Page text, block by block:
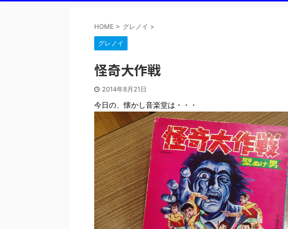
HOME > グレノイ >
グレノイ
怪奇大作戦
2014年8月21日
今日の、懐かし音楽堂は・・・